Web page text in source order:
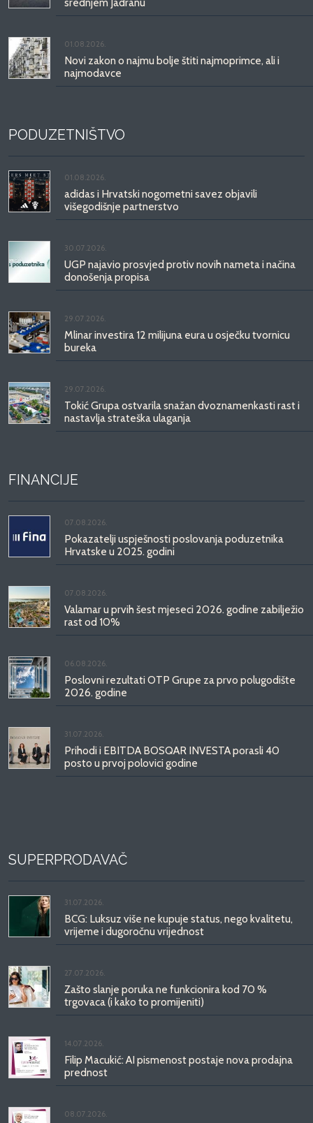
srednjem Jadranu
01.08.2026.
Novi zakon o najmu bolje štiti najmoprimce, ali i
najmodavce
PODUZETNIŠTVO
01.08.2026.
adidas i Hrvatski nogometni savez objavili
višegodišnje partnerstvo
30.07.2026.
UGP najavio prosvjed protiv novih nameta i načina
donošenja propisa
29.07.2026.
Mlinar investira 12 milijuna eura u osječku tvornicu
bureka
29.07.2026.
Tokić Grupa ostvarila snažan dvoznamenkasti rast i
nastavlja strateška ulaganja
FINANCIJE
07.08.2026.
Pokazatelji uspješnosti poslovanja poduzetnika
Hrvatske u 2025. godini
07.08.2026.
Valamar u prvih šest mjeseci 2026. godine zabilježio
rast od 10%
06.08.2026.
Poslovni rezultati OTP Grupe za prvo polugodište
2026. godine
31.07.2026.
Prihodi i EBITDA BOSQAR INVESTA porasli 40
posto u prvoj polovici godine
SUPERPRODAVAČ
31.07.2026.
BCG: Luksuz više ne kupuje status, nego kvalitetu,
vrijeme i dugoročnu vrijednost
27.07.2026.
Zašto slanje poruka ne funkcionira kod 70 %
trgovaca (i kako to promijeniti)
14.07.2026.
Filip Macukić: AI pismenost postaje nova prodajna
prednost
08.07.2026.